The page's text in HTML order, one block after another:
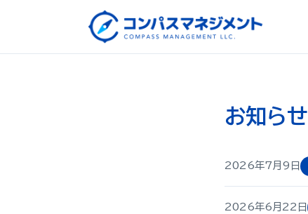
お知らせ
2026年7月9日
2026年6月22日